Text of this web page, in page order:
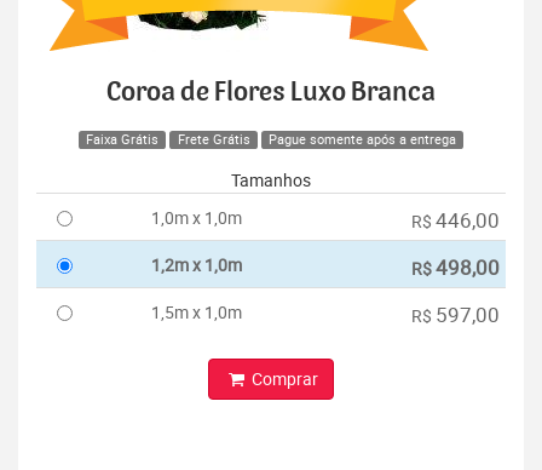
Coroa de Flores Luxo Branca
Faixa Grátis Frete Grátis Pague somente após a entrega
Tamanhos
1,0m x 1,0m
R$ 446,00
1,2m x 1,0m R$498,00
1,5m x 1,0m R$ 597,00
Comprar